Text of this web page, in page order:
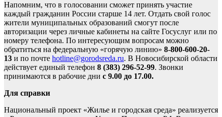
Напомним, что в голосовании сможет принять участие
каждый гражданин России старше 14 лет. Отдать свой голос
жители муниципальных образований смогут после
авторизации через личные кабинеты на сайте Госуслуг или по
номеру телефона. По интересующим вопросам можно
обратиться на федеральную «горячую линию» 8-800-600-20-
13 и по почте hotline@gorodsreda.ru. В Новосибирской области
действует единый телефон 8 (383) 296-52-99. Звонки
принимаются в рабочие дни с 9.00 до 17.00.
Для справки
Национальный проект «Жилье и городская среда» реализуется